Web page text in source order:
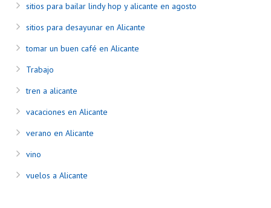
sitios para bailar lindy hop y alicante en agosto
sitios para desayunar en Alicante
tomar un buen café en Alicante
Trabajo
tren a alicante
vacaciones en Alicante
verano en Alicante
vino
vuelos a Alicante